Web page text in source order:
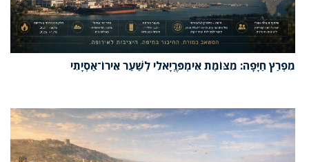
מִפְרַץ חַיָּפָה: מִצּוֹמֶת אִימְפֶּרְיָאלִי לְשַׁעַר אֵירוֹ־אַסְיָתִי